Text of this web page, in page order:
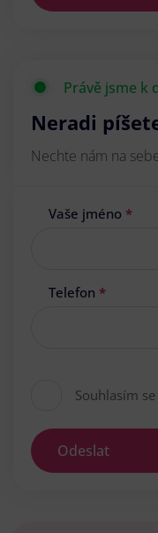
Právě jsme k
Neradi
Nechte nám na
Vaše jméno *
Telefon *
Souhlasím se
Odeslat